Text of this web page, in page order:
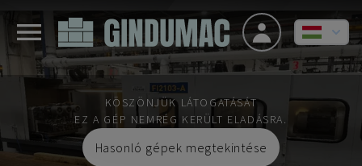
KÖSZÖNJÜK LÁTOGATÁSÁT
EZ A GÉP NEMRÉG KERÜLT ELADÁSRA.
Hasonló gépek megtekintése